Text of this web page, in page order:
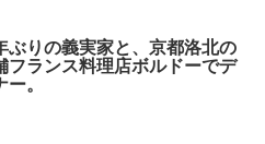
ぶりの義実家と、京都洛北の
フランス料理店ボルドーでデ
ー。